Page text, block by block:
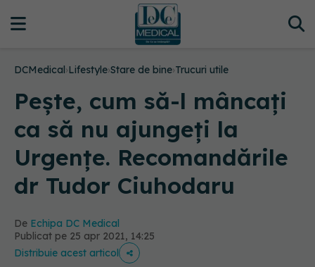
DCMedical›Lifestyle›Stare de bine›Trucuri utile
Pește, cum să-l mâncați
ca să nu ajungeți la
Urgențe. Recomandările
dr Tudor Ciuhodaru
De Echipa DC Medical
Publicat pe 25 apr 2021, 14:25
Distribuie acest articol